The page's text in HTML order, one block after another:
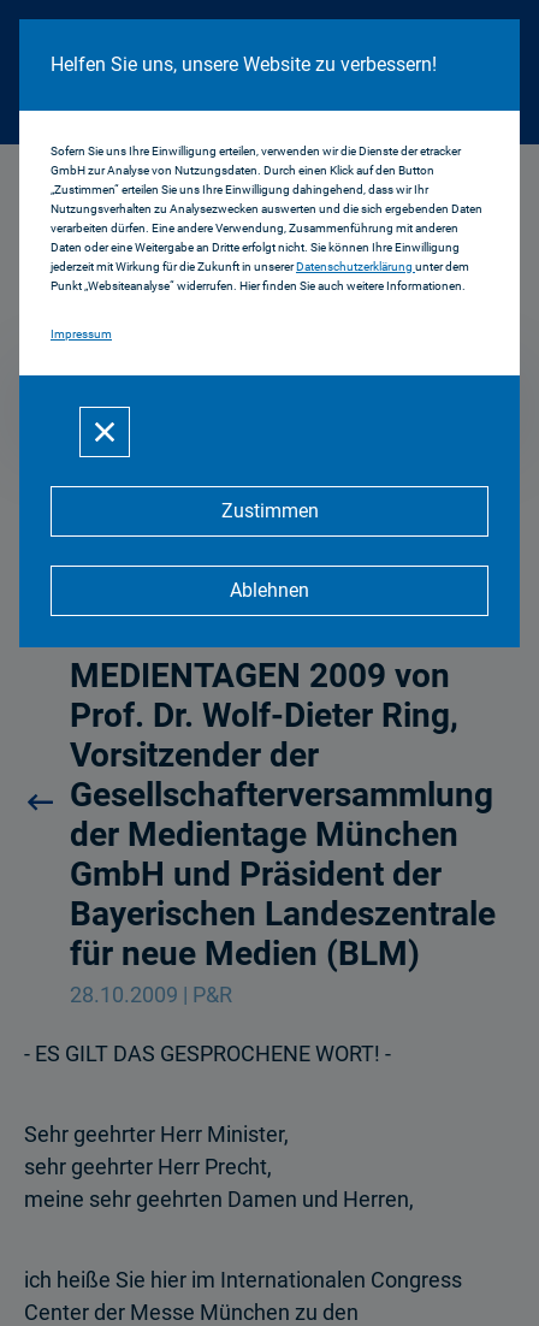
Cookie Hinweis
Helfen Sie uns, unsere Website zu verbessern!
Sofern Sie uns Ihre Einwilligung erteilen, verwenden wir die Dienste der etracker
GmbH zur Analyse von Nutzungsdaten. Durch einen Klick auf den Button
„Zustimmen“ erteilen Sie uns Ihre Einwilligung dahingehend, dass wir Ihr
Nutzungsverhalten zu Analysezwecken auswerten und die sich ergebenden Daten
verarbeiten dürfen. Eine andere Verwendung, Zusammenführung mit anderen
Daten oder eine Weitergabe an Dritte erfolgt nicht. Sie können Ihre Einwilligung
jederzeit mit Wirkung für die Zukunft in unsererDatenschutzerklärung unter dem
Punkt „Websiteanalyse“ widerrufen. Hier finden Sie auch weitere Informationen.
Impressum
Zustimmen
Ablehnen
2009
Positionen & Reden
MEDIENTAGEN 2009 von
Prof. Dr. Wolf-Dieter Ring,
Vorsitzender der
Gesellschafterversammlung
der Medientage München
GmbH und Präsident der
Bayerischen Landeszentrale
für neue Medien (BLM)
28.10.2009 | P&R
- ES GILT DAS GESPROCHENE WORT! -
Sehr geehrter Herr Minister,
sehr geehrter Herr Precht,
meine sehr geehrten Damen und Herren,
ich heiße Sie hier im Internationalen Congress
Center der Messe München zu den